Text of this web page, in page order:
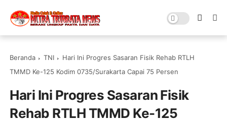
Beranda TNI
Hari Ini Progres Sasaran Fisik Rehab RTLH
TMMD Ke-125 Kodim 0735/Surakarta Capai 75 Persen
Hari Ini Progres Sasaran Fisik
Rehab RTLH TMMD Ke-125